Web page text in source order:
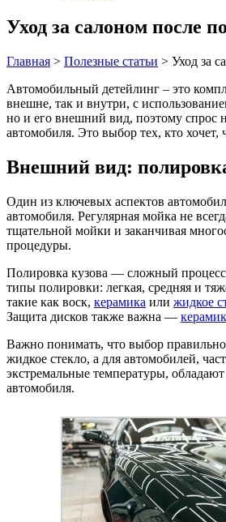
Уход за салоном после
Главная > Полезные статьи > Уход за
Автомобильный детейлинг – это
внешне, так и внутри, с
но и его внешний вид, поэтому спрос
автомобиля. Это выбор тех, кто
Внешний вид:
Один из ключевых аспектов
автомобиля. Регулярная мойка не
тщательной мойки и заканчивая
процедуры.
Полировка кузова — сложный
типы полировки: легкая, средняя и
такие как воск, керамика или жидкое
Защита дисков также важна —
Важно понимать, что выбор
жидкое стекло, а для автомобилей,
экстремальные температуры,
автомобиля.